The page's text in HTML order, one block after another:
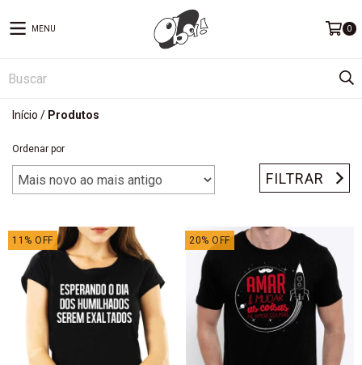
MENU 0
Início / Produtos
Ordenar por
FILTRAR
11 % OFF 20% OFF